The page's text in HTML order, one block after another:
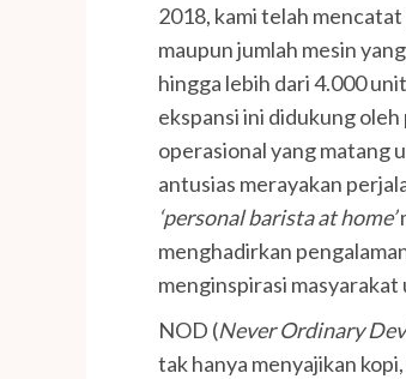
2018, kami telah
maupun jumlah mesin
hingga lebih dari 4.000
ekspansi ini didukung
operasional yang matang
antusias merayakan
‘personal barista at home’
menghadirkan
menginspirasi
NOD (Never Ordinary
tak hanya menyajikan